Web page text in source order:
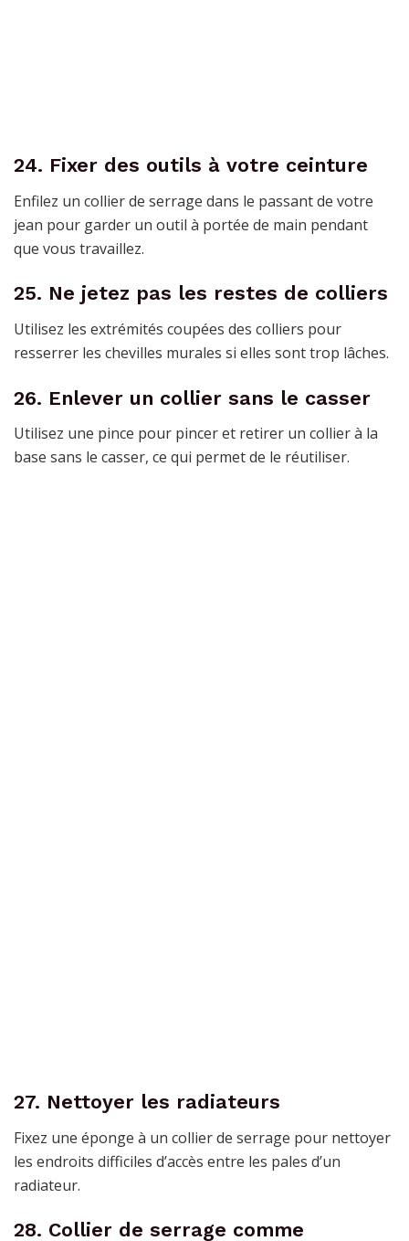
24. Fixer des outils à votre ceinture
Enfilez un collier de serrage dans le passant de votre
jean pour garder un outil à portée de main pendant
que vous travaillez.
25. Ne jetez pas les restes de colliers
Utilisez les extrémités coupées des colliers pour
resserrer les chevilles murales si elles sont trop lâches.
26. Enlever un collier sans le casser
Utilisez une pince pour pincer et retirer un collier à la
base sans le casser, ce qui permet de le réutiliser.
27. Nettoyer les radiateurs
Fixez une éponge à un collier de serrage pour nettoyer
les endroits difficiles d’accès entre les pales d’un
radiateur.
28. Collier de serrage comme